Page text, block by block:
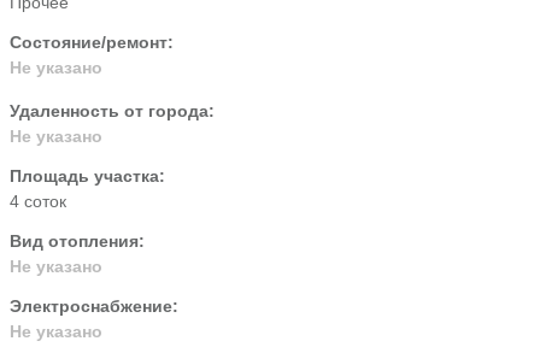
Состояние/ремонт:
Не указано
Удаленность от города:
Не указано
Площадь участка:
4 соток
Вид отопления:
Не указано
Электроснабжение:
Не указано